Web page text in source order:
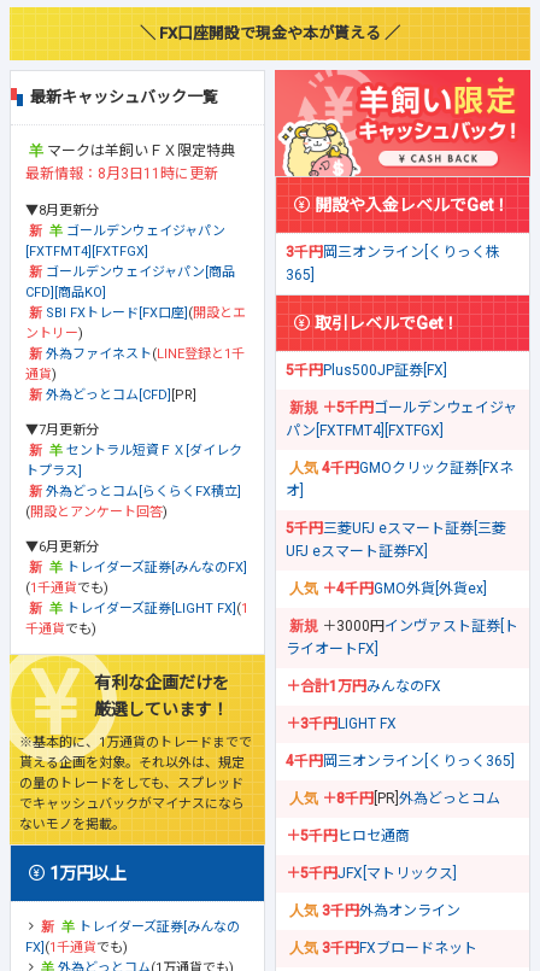
＼ FX口座開設で現金や本が貰える ／
最新キャッシュバック一覧
マークは羊飼いＦＸ限定特典
最新情報：8月3日11時に更新
▼8月更新分
ゴールデンウェイジャパン
[FXTFMT4][FXTFGX]
ゴールデンウェイジャパン[商品
CFD][商品KO]
SBI FXトレード[FX口座] (開設とエ
ントリー)
外為ファイネスト(LINE登録と1千
通貨)
外為どっとコム[CFD] [PR]
▼7月更新分
セントラル短資ＦＸ[ダイレク
トプラス]
外為どっとコム[らくらくFX積立]
(開設とアンケート回答)
▼6月更新分
トレイダーズ証券[みんなのFX]
(1千通貨でも)
トレイダーズ証券[LIGHT FX] (1
千通貨でも)
有利な企画だけを
厳選しています！
※基本的に、1万通貨のトレードまでで
貰える企画を対象。それ以外は、規定
の量のトレードをしても、スプレッド
でキャッシュバックがマイナスになら
ないモノを掲載。
1万円以上
トレイダーズ証券[みんなの
FX] (1千通貨でも)
外為どっとコム(1万通貨でも)
開設や入金レベルでGet！
3千円岡三オンライン[くりっく株
365]
取引レベルでGet！
5千円Plus500JP証券[FX]
＋5千円ゴールデンウェイジャ
パン[FXTFMT4][FXTFGX]
4千円GMOクリック証券[FXネ
オ]
5千円三菱UFJ eスマート証券[三菱
UFJ eスマート証券FX]
＋4千円GMO外貨[外貨ex]
＋3000円 インヴァスト証券[ト
ライオートFX]
＋合計1万円みんなのFX
＋3千円LIGHT FX
4千円岡三オンライン[くりっく365]
＋8千円 [PR] 外為どっとコム
＋5千円ヒロセ通商
＋5千円JFX[マトリックス]
3千円外為オンライン
3千円FXブロードネット